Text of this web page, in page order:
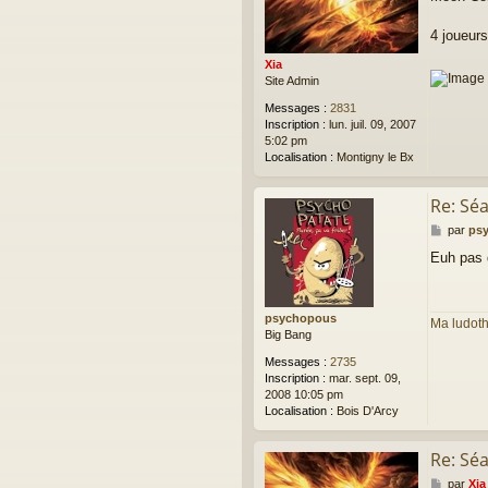
Xia
Site Admin
Messages : 2831
Inscription : lun. juil. 09, 2007
5:02 pm
Localisation : Montigny le Bx
a
4 joueurs
psychopous
Big Bang
Messages : 2735
Inscription : mar. sept. 09,
2008 10:05 pm
Localisation : Bois D'Arcy
Re:
M
s
e
par
Euh pas
Ma
Re:
M
par Xia